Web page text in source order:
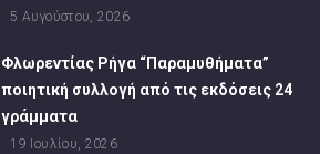
5 Αυγούστου, 2026
Φλωρεντίας Ρήγα “Παραμυθήματα”
ποιητική συλλογή από τις εκδόσεις 24
γράμματα
19 Ιουλίου, 2026